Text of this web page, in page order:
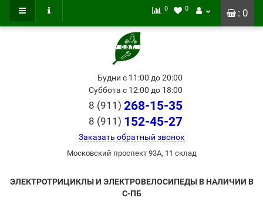
: 0
0 0
Будни с 11:00 до 20:00
Суббота с 12:00 до 18:00
8 (911) 268-15-35
8 (911) 152-45-27
Заказать обратный звонок
Московский проспект 93А, 11 склад
ЭЛЕКТРОТРИЦИКЛЫ И ЭЛЕКТРОВЕЛОСИПЕДЫ В НАЛИЧИИ В
С-ПБ